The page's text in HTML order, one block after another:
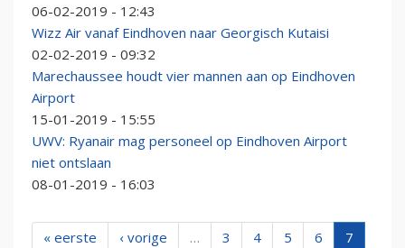
06-02-2019 - 12:43
Wizz Air vanaf Eindhoven naar Georgisch Kutaisi
02-02-2019 - 09:32
Marechaussee houdt vier mannen aan op Eindhoven
Airport
15-01-2019 - 15:55
UWV: Ryanair mag personeel op Eindhoven Airport
niet ontslaan
08-01-2019 - 16:03
« eerste ‹ vorige … 3 4 5 6
7